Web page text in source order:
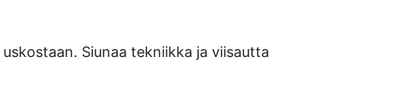
Siunaa tekniikka ja viisautta